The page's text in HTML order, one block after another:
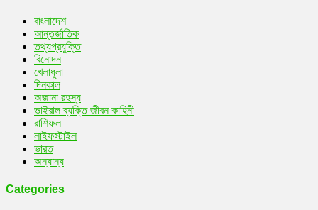
বাংলাদেশ
আন্তর্জাতিক
তথ্যপ্রযুক্তি
বিনোদন
খেলাধুলা
দিনকাল
অজানা রহস্য
ভাইরাল ব্যক্তি জীবন কাহিনী
রাশিফল
লাইফস্টাইল
ভারত
অন্যান্য
Categories